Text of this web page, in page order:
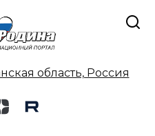
область, Россия